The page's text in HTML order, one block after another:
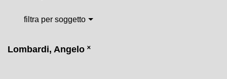
filtra per soggetto
Lombardi, Angelo ˟